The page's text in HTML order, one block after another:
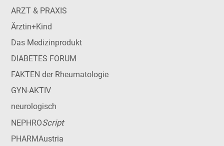
ARZT & PRAXIS
Ärztin+Kind
Das Medizinprodukt
DIABETES FORUM
FAKTEN der Rheumatologie
GYN-AKTIV
neurologisch
NEPHROScript
PHARMAustria